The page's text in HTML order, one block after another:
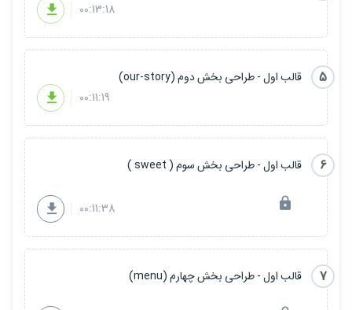
قطعا راجب همه کدهایی که نوشته خواهد شد توضیحات کامل داده
میشه و جای نگرانی نیست
پس بیاین با هم شروع کنیم :)
00:13:18
5
قالب اول - طراحی بخش دوم (our-story)
00:11:19
6 قالب اول - طراحی بخش سوم ( sweet )
00:11:38
7 قالب اول - طراحی بخش چهارم (menu)